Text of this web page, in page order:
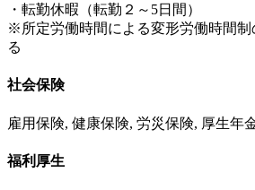
・転勤休暇（転勤２～5日間）
※所定労働時間による変形労働時間制
る
社会保険
雇用保険, 健康保険, 労災保険, 厚生年
福利厚生